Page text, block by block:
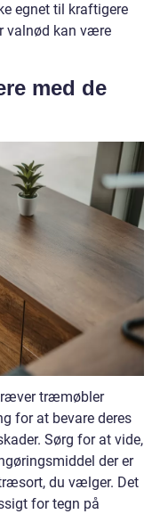
egnet til kraftigere
valnød kan være
med de
træmøbler
for at bevare deres
Sørg for at vide,
der er
du vælger. Det
for tegn på